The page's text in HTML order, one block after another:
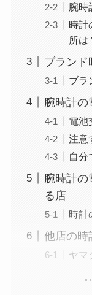
腕時
時計
所は
ブランド
ブラ
腕時計の
電池
注意
自分
腕時計の
る店
時計
他店の時
ヤマ